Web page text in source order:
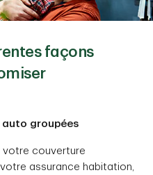
façons
groupées
votre couverture
assurance habitation,